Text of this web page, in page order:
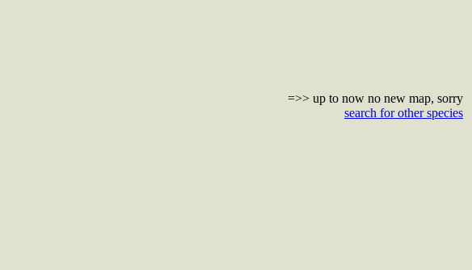
=>> up to now no new map, sorry
search for other species